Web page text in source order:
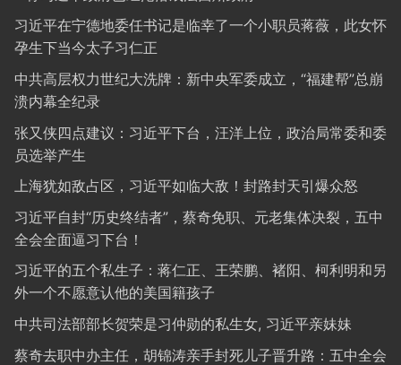
习近平在宁德地委任书记是临幸了一个小职员蒋薇，此女怀
孕生下当今太子习仁正
中共高层权力世纪大洗牌：新中央军委成立，“福建帮”总崩
溃内幕全纪录
张又侠四点建议：习近平下台，汪洋上位，政治局常委和委
员选举产生
上海犹如敌占区，习近平如临大敌！封路封天引爆众怒
习近平自封“历史终结者”，蔡奇免职、元老集体决裂，五中
全会全面逼习下台！
习近平的五个私生子：蒋仁正、王荣鹏、褚阳、柯利明和另
外一个不愿意认他的美国籍孩子
中共司法部部长贺荣是习仲勋的私生女, 习近平亲妹妹
蔡奇去职中办主任，胡锦涛亲手封死儿子晋升路：五中全会